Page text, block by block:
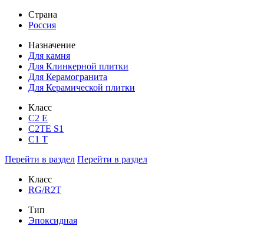
Страна
Россия
Назначение
Для камня
Для Клинкерной плитки
Для Керамогранита
Для Керамической плитки
Класс
С2 Е
C2TE S1
C1 T
Перейти в раздел Перейти в раздел
Класс
RG/R2T
Тип
Эпоксидная